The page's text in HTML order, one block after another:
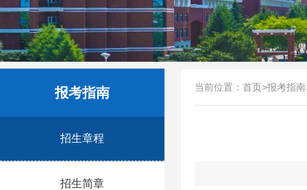
报考指南
招生章程
招生简章
当前位置： 首页>报考指南